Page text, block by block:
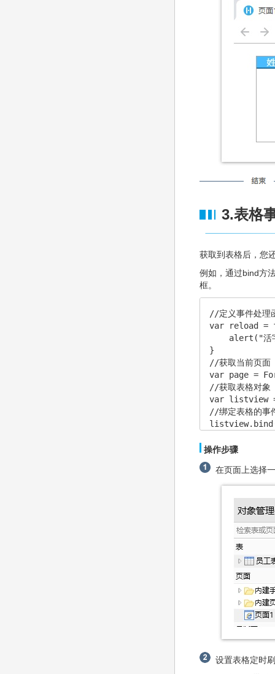
3.表格
获取到表格后，您
例如，通过bind方
框。
//定义事件处理
var reload =
alert("活
}
//获取当前页面
var page =
//获取表格对象
var listview
//绑定表格的事
操作步骤
在页面上选择
设置表格定时